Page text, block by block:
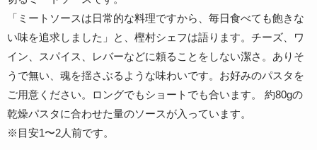
「ミートソースは日常的な料理ですから、毎日食べても飽きな
い味を追求しました」と、樫村シェフは語ります。チーズ、ワ
イン、スパイス、レバーなどに頼ることをしない潔さ。ありそ
うで無い、魂を揺さぶるような味わいです。お好みのパスタを
ご用意ください。ロングでもショートでも合います。 約80gの
乾燥パスタに合わせた量のソースが入っています。
※目安1〜2人前です。